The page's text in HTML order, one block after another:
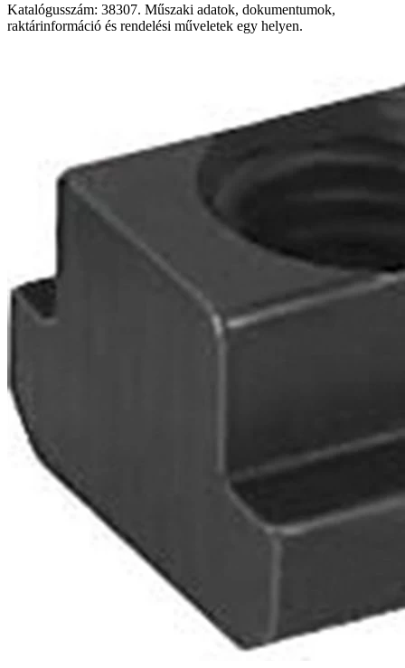
Katalógusszám: 38307. Műszaki adatok, dokumentumok,
raktárinformáció és rendelési műveletek egy helyen.